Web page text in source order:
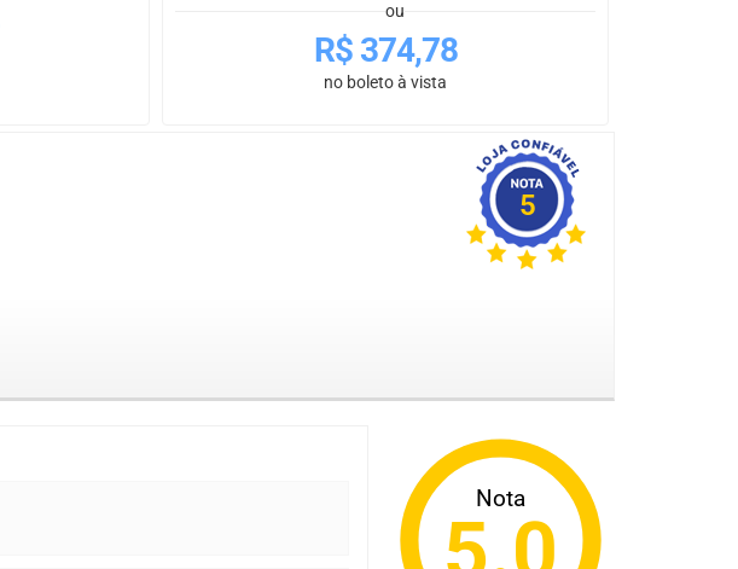
ou
R$374,78
no boleto à vista
5
Nota